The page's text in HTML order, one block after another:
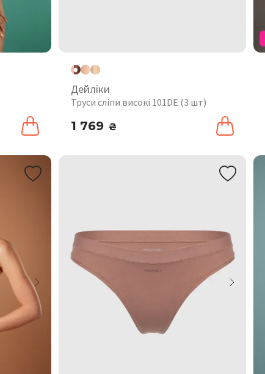
Дейліки
Труси сліпи високі 101DE (3 шт)
1 769 ₴